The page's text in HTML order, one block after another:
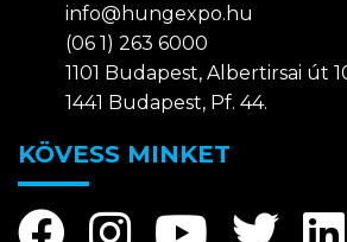
info@hungexpo.hu
(06 1) 263 6000
1101 Budapest, Albertirsai út
1441 Budapest, Pf. 44.
KÖVESS MINKET